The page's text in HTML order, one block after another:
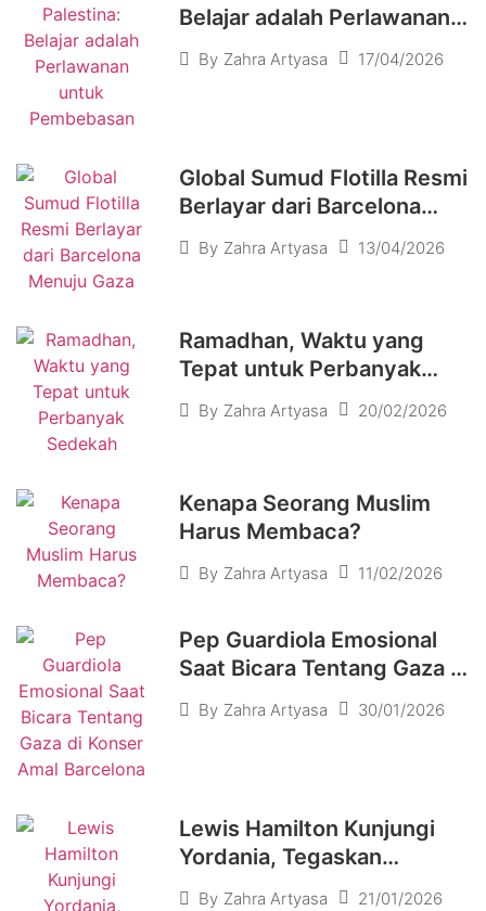
Belajar adalah Perlawanan
untuk Pembebasan
By Zahra Artyasa 17/04/2026
Global Sumud Flotilla Resmi
Berlayar dari Barcelona
Menuju Gaza
By Zahra Artyasa 13/04/2026
Ramadhan, Waktu yang
Tepat untuk Perbanyak
Sedekah
By Zahra Artyasa 20/02/2026
Kenapa Seorang Muslim
Harus Membaca?
By Zahra Artyasa 11/02/2026
Pep Guardiola Emosional
Saat Bicara Tentang Gaza di
Konser Amal
By Zahra Artyasa 30/01/2026
Lewis Hamilton Kunjungi
Yordania, Tegaskan
Dukungannya untuk Gaza
By Zahra Artyasa 21/01/2026